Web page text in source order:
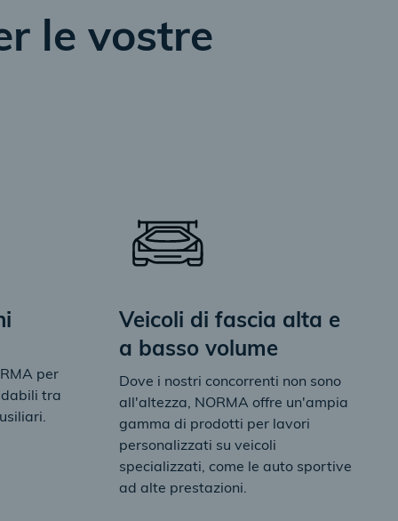
le vostre
per
tra
Veicoli di fascia alta e
a basso volume
Dove i nostri concorrenti non sono
all'altezza, NORMA offre un'ampia
gamma di prodotti per lavori
personalizzati su veicoli
specializzati, come le auto sportive
ad alte prestazioni.